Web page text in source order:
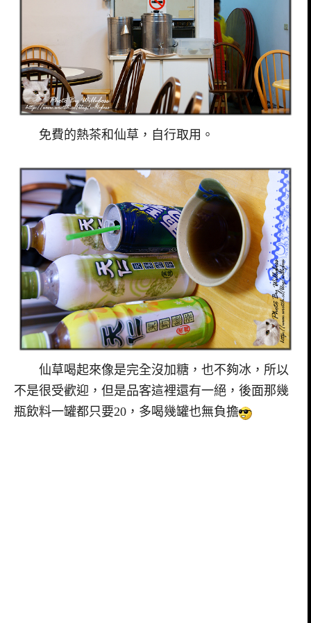
免費的熱茶和仙草，自行取用。
仙草喝起來像是完全沒加糖，也不夠冰，所以
不是很受歡迎，但是品客這裡還有一絕，後面那幾
瓶飲料一罐都只要20，多喝幾罐也無負擔